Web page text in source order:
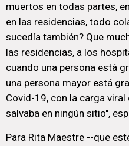
muertos en todas partes,
en las residencias, todo
sucedía también? Que
las residencias, a los
cuando una persona está
una persona mayor está
Covid-19, con la carga
salvaba en ningún sitio",
Para Rita Maestre --que